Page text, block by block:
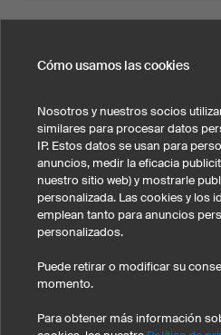
Nota legal Política de
Condiciones
Cómo usamos las cookies
Nosotros y nuestros socios
similares para procesar datos
IP. Estos datos se usan para
anuncios, medir la eficacia
nuestro sitio web) y mostrarle
personalizada. Las cookies y los
emplean tanto para anuncios
personalizados.
Puede retirar o modificar su
momento.
Para obtener más información